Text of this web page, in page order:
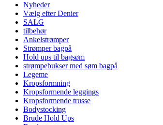
Nyheder
Vælg efter Denier
SALG
tilbehør
Ankelstrømper
Strømper bagpå
Hold ups til bagsøm
strømpebukser med søm bagpå
Legeme
Kropsformning
Kropsformende leggings
Kropsformende trusse
Bodystocking
Brude Hold Ups